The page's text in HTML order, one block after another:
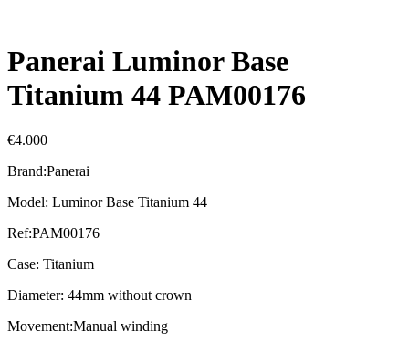
Panerai Luminor Base
Titanium 44 PAM00176
€4.000
Brand:Panerai
Model: Luminor Base Titanium 44
Ref:PAM00176
Case: Titanium
Diameter: 44mm without crown
Movement:Manual winding